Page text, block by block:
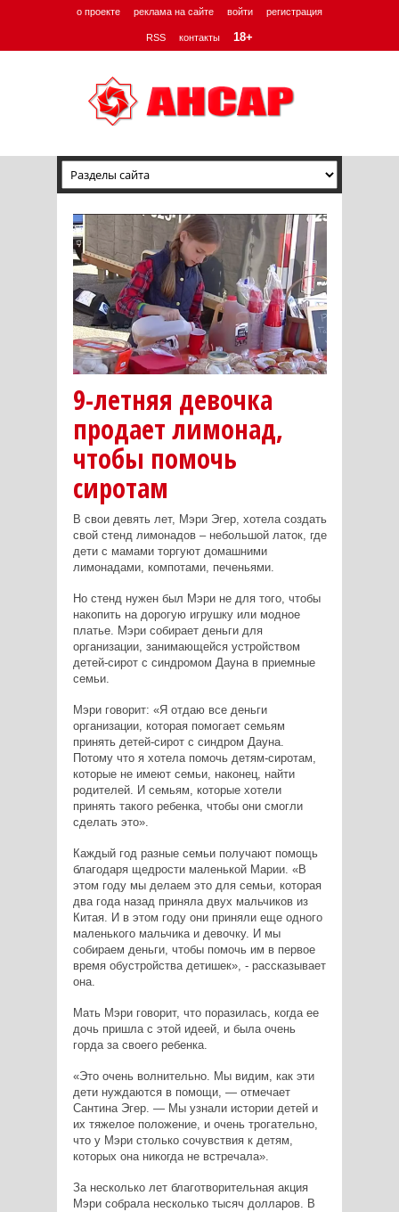
о проекте реклама на сайте войти регистрация
RSS контакты 18+
9-летняя девочка
продает лимонад,
чтобы помочь
сиротам
В свои девять лет, Мэри Эгер, хотела создать
свой стенд лимонадов – небольшой латок, где
дети с мамами торгуют домашними
лимонадами, компотами, печеньями.
Но стенд нужен был Мэри не для того, чтобы
накопить на дорогую игрушку или модное
платье. Мэри собирает деньги для
организации, занимающейся устройством
детей-сирот с синдромом Дауна в приемные
семьи.
Мэри говорит: «Я отдаю все деньги
организации, которая помогает семьям
принять детей-сирот с синдром Дауна.
Потому что я хотела помочь детям-сиротам,
которые не имеют семьи, наконец, найти
родителей. И семьям, которые хотели
принять такого ребенка, чтобы они смогли
сделать это».
Каждый год разные семьи получают помощь
благодаря щедрости маленькой Марии. «В
этом году мы делаем это для семьи, которая
два года назад приняла двух мальчиков из
Китая. И в этом году они приняли еще одного
маленького мальчика и девочку. И мы
собираем деньги, чтобы помочь им в первое
время обустройства детишек», - рассказывает
она.
Мать Мэри говорит, что поразилась, когда ее
дочь пришла с этой идеей, и была очень
горда за своего ребенка.
«Это очень волнительно. Мы видим, как эти
дети нуждаются в помощи, — отмечает
Сантина Эгер. — Мы узнали истории детей и
их тяжелое положение, и очень трогательно,
что у Мэри столько сочувствия к детям,
которых она никогда не встречала».
За несколько лет благотворительная акция
Мэри собрала несколько тысяч долларов. В